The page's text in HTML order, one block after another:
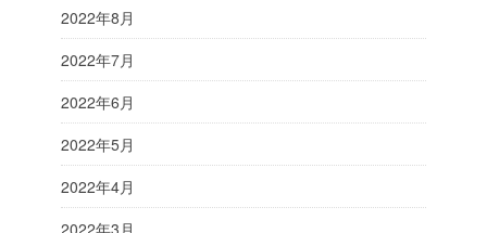
2022年8月
2022年7月
2022年6月
2022年5月
2022年4月
2022年3月